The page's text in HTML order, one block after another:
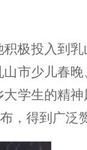
极投入到
市少儿春
学生的精
，得到广泛